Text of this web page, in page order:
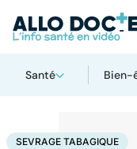
Santé Bien-
AccueilSantéMaladies
SEVRAGE TABAGIQUE